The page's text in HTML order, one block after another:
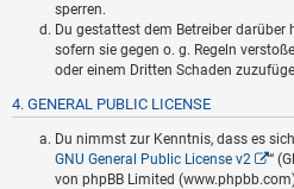
sperren.
Du gestattest dem Betreiber darüber
sofern sie gegen o. g. Regeln
oder einem Dritten Schaden
4. GENERAL PUBLIC LICENSE
Du nimmst zur Kenntnis, dass es
GNU General Public License v2
“
von phpBB Limited